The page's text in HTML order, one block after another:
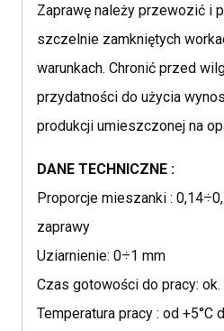
Zaprawę należy przewozić i
szczelnie zamkniętych
warunkach. Chronić przed
przydatności do użycia
produkcji umieszczonej na
DANE TECHNICZNE :
Proporcje mieszanki :
zaprawy
Uziarnienie: 0÷1 mm
Czas gotowości do pracy:
Temperatura pracy : od +5°C